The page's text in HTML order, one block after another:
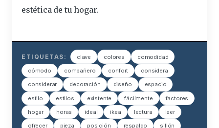
estética de tu hogar.
ETIQUETAS: clave colores comodidad
cómodo compañero confort considera
considerar decoración diseño espacio
estilo estilos existente fácilmente factores
hogar horas ideal ikea lectura leer
ofrecer pieza posición respaldo sillón